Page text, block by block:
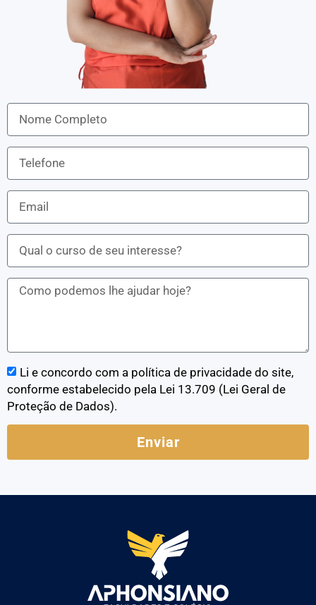
Li e concordo com a política de privacidade do site,
conforme estabelecido pela Lei 13.709 (Lei Geral de
Proteção de Dados).
Enviar